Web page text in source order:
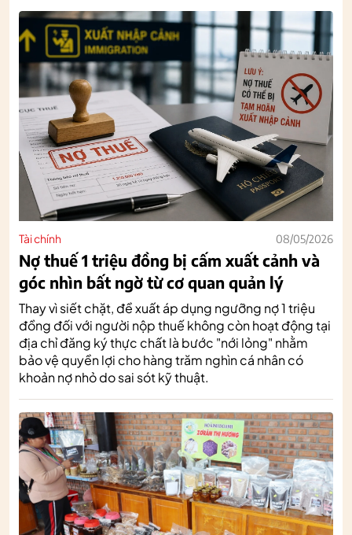
Tài chính 08/05/2026
Nợ thuế 1 triệu đồng bị cấm xuất cảnh và
góc nhìn bất ngờ từ cơ quan quản lý
Thay vì siết chặt, đề xuất áp dụng ngưỡng nợ 1 triệu
đồng đối với người nộp thuế không còn hoạt động tại
địa chỉ đăng ký thực chất là bước "nới lỏng" nhằm
bảo vệ quyền lợi cho hàng trăm nghìn cá nhân có
khoản nợ nhỏ do sai sót kỹ thuật.